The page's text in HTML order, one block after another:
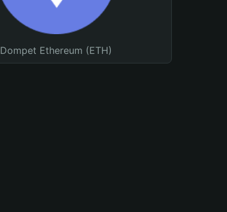
Dompet Ethereum (ETH)